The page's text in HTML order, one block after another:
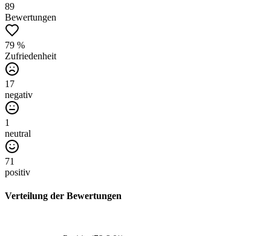
89
Bewertungen
79 %
Zufriedenheit
17
negativ
1
neutral
71
positiv
Verteilung der Bewertungen